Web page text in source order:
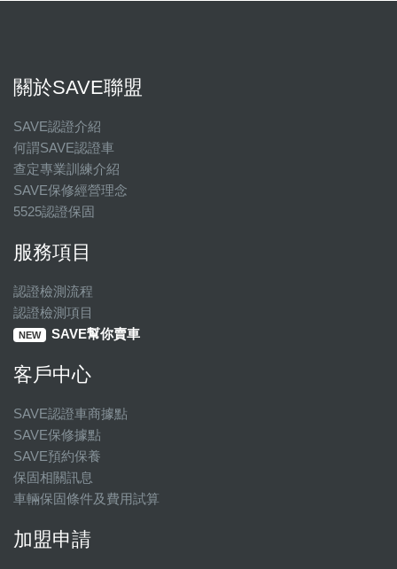
關於SAVE聯盟
SAVE認證介紹
何謂SAVE認證車
查定專業訓練介紹
SAVE保修經營理念
5525認證保固
服務項目
認證檢測流程
認證檢測項目
NEW SAVE幫你賣車
客戶中心
SAVE認證車商據點
SAVE保修據點
SAVE預約保養
保固相關訊息
車輛保固條件及費用試算
加盟申請